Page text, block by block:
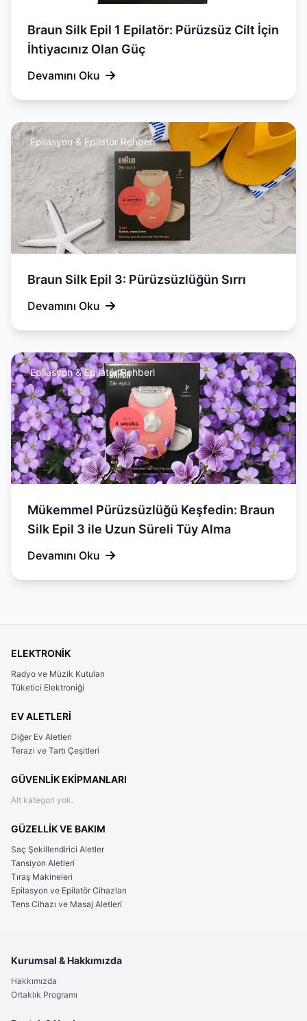
Braun Silk Epil 1 Epilatör: Pürüzsüz Cilt İçin
İhtiyacınız Olan Güç
Devamını Oku
Epilasyon & Epilatör Rehberi
Braun Silk Epil 3: Pürüzsüzlüğün Sırrı
Devamını Oku
Epilasyon & Epilatör Rehberi
Mükemmel Pürüzsüzlüğü Keşfedin: Braun
Silk Epil 3 ile Uzun Süreli Tüy Alma
Devamını Oku
ELEKTRONİK
Radyo ve Müzik Kutuları
Tüketici Elektroniği
EV ALETLERİ
Diğer Ev Aletleri
Terazi ve Tartı Çeşitleri
GÜVENLİK EKİPMANLARI
Alt kategori yok.
GÜZELLİK VE BAKIM
Saç Şekillendirici Aletler
Tansiyon Aletleri
Tıraş Makineleri
Epilasyon ve Epilatör Cihazları
Tens Cihazı ve Masaj Aletleri
Kurumsal & Hakkımızda
Hakkımızda
Ortaklık Programı